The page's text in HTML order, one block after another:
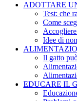
ADOTTARE
Test: che
Come
Idee di
Il gatto
EDUCARE IL